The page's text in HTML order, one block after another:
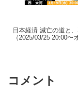
日本経済 滅亡の道と
（2025/03/25 20:00〜
コメント